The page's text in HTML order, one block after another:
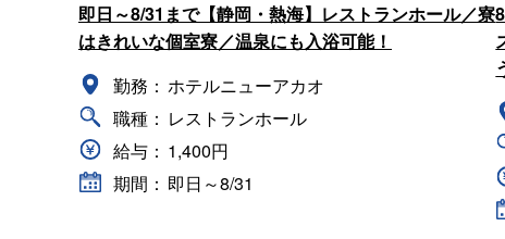
即日～8/31まで【静岡・熱海】レストランホール／寮
はきれいな個室寮／温泉にも入浴可能！
勤務： ホテルニューアカオ
職種： レストランホール
給与： 1,400円
期間： 即日～8/31